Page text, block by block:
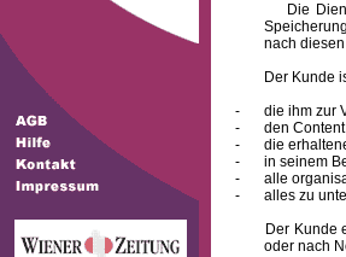
Die
nach
Der Kunde ist
-
die ihm zur
-
den
-
die
-
in seinem
-
alle
-
alles zu
Der Kunde
oder nach